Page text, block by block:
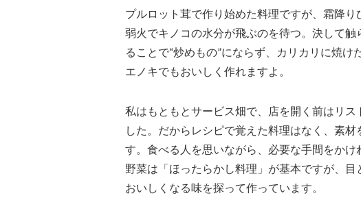
プルロット茸で作り始めた料理ですが、霜降り
弱火でキノコの水分が飛ぶのを待つ。決して
ることで“炒めもの”にならず、カリカリに焼け
エノキでもおいしく作れますよ。
私はもともとサービス畑で、店を開く前はリ
した。だからレシピで覚えた料理はなく、素
す。食べる人を思いながら、必要な手間をかけ
野菜は「ほったらかし料理」が基本ですが、
おいしくなる味を探って作っています。